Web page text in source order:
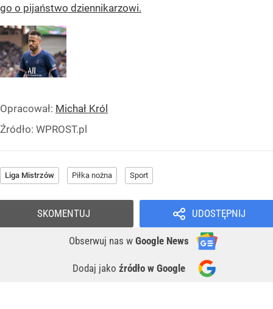
go o pijaństwo dziennikarzowi.
Opracował: Michał Król
Źródło: WPROST.pl
Liga Mistrzów Piłka nożna Sport
UDOSTĘPNIJ
Obserwuj nas w Google News
Dodaj jako źródło w Google
SKOMENTUJ